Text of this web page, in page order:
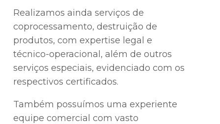
Realizamos ainda serviços de
coprocessamento, destruição de
produtos, com expertise legal e
técnico-operacional, além de outros
serviços especiais, evidenciado com os
respectivos certificados.
Também possuímos uma experiente
equipe comercial com vasto